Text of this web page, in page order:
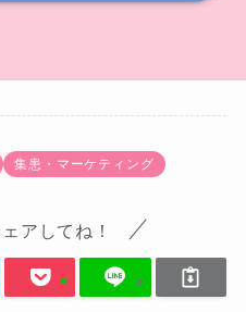
集患・マーケティング
アしてね！